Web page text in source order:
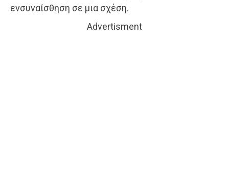
ενσυναίσθηση σε μια σχέση.
Advertisment